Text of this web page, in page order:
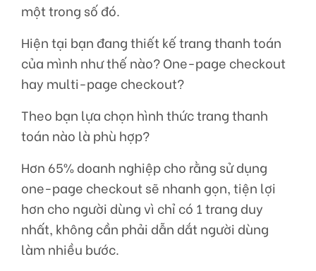
một trong số đó.
Hiện tại bạn đang thiết kế trang thanh toán
của mình như thế nào? One-page checkout
hay multi-page checkout?
Theo bạn lựa chọn hình thức trang thanh
toán nào là phù hợp?
Hơn 65% doanh nghiệp cho rằng sử dụng
one-page checkout sẽ nhanh gọn, tiện lợi
hơn cho người dùng vì chỉ có 1 trang duy
nhất, không cần phải dẫn dắt người dùng
làm nhiều bước.